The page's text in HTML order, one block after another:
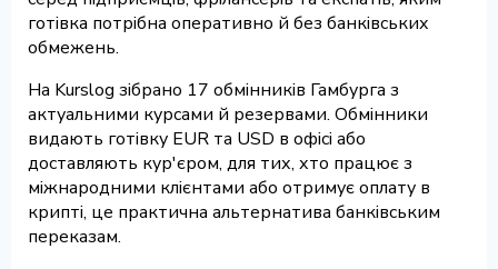
готівка потрібна оперативно й без банківських
обмежень.
На Kurslog зібрано 17 обмінників Гамбурга з
актуальними курсами й резервами. Обмінники
видають готівку EUR та USD в офісі або
доставляють кур'єром, для тих, хто працює з
міжнародними клієнтами або отримує оплату в
крипті, це практична альтернатива банківським
переказам.